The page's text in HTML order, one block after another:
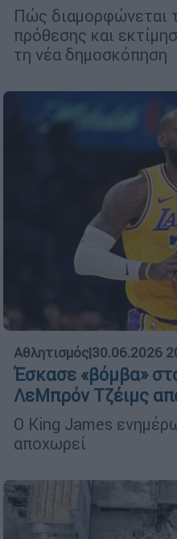
Πώς διαμορφώνεται
πρόθεσης και
τη νέα δημοσκόπηση
Αθλητισμός|30.06.2026
Έσκασε «βόμβα»
ΛεΜπρόν Τζέιμς
Ο King James
αποχωρεί